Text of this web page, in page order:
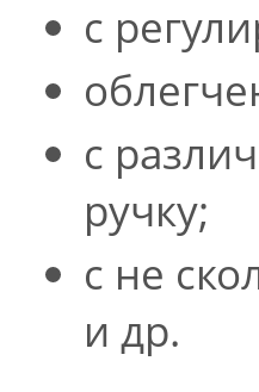
с
с
ручку;
с не
и др.